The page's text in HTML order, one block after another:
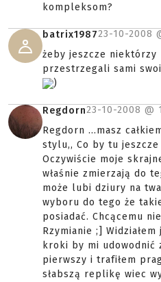
kompleksom?
batrix198723-10-2008
żeby jeszcze
przestrzegali sami
)
Regdorn23-10-2008 @
Regdorn ...masz
stylu,, Co by tu
Oczywiście moje
właśnie zmierzają do
może lubi dziury na
wyboru do tego że
posiadać. Chcącemu
Rzymianie ;]
kroki by mi udowodnić
pierwszy i trafiłem
słabszą replikę wiec